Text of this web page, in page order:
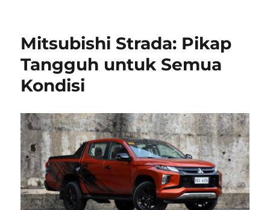
Mitsubishi Strada: Pikap
Tangguh untuk Semua
Kondisi